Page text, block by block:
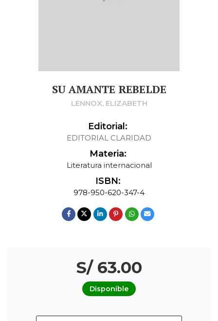
SU AMANTE REBELDE
LENNOX, ELIZABETH
Editorial:
EDITORIAL CLARIDAD
Materia:
Literatura internacional
ISBN:
978-950-620-347-4
S/ 63.00
Disponible